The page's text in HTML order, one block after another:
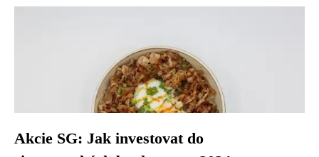
Akcie SG: Jak investovat do